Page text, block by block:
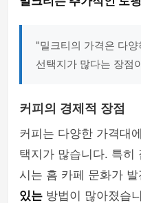
"밀크티의 가격은 다
선택지가 많다는 장점
커피의 경제적 장점
커피는 다양한 가격대
택지가 많습니다. 특히
시는 홈 카페 문화가 발
있는 방법이 많아졌습